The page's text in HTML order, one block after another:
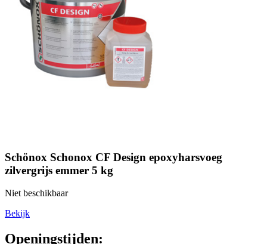
Schönox Schonox CF Design epoxyharsvoeg
zilvergrijs emmer 5 kg
Niet beschikbaar
Bekijk
Openingstijden: